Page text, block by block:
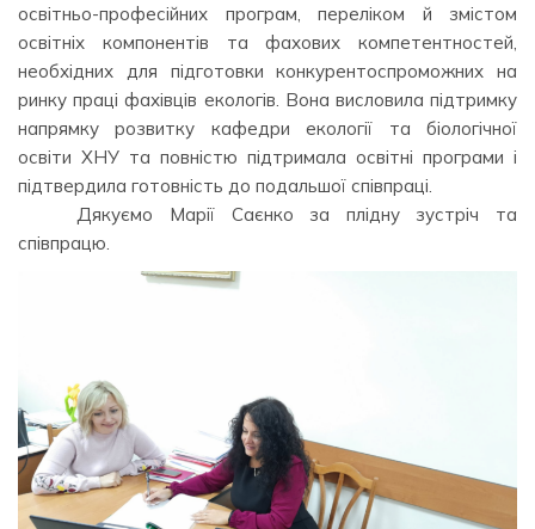
освітньо-професійних програм, переліком й змістом
освітніх компонентів та фахових компетентностей,
необхідних для підготовки конкурентоспроможних на
ринку праці фахівців екологів. Вона висловила підтримку
напрямку розвитку кафедри екології та біологічної
освіти ХНУ та повністю підтримала освітні програми і
підтвердила готовність до подальшої співпраці.
Дякуємо Марії Саєнко за плідну зустріч та
співпрацю.